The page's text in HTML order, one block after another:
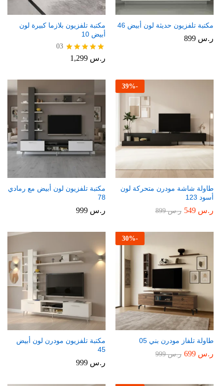
مكتبة تلفزيون حديثة لون أبيض 46
ر.س
مكتبة تلفزيون بلازما كبيرة لون
أبيض 10
تم التقييم
03
ر.س
-
39%
طاولة شاشة مودرن متحركة لون
أسود 123
ر.س ر.س899
مكتبة تلفزيون لون أبيض مع رمادي
78
ر.س
-
30%
طاولة تلفاز مودرن بني 05
ر.س ر.س999
مكتبة تلفزيون مودرن لون أبيض
45
ر.س